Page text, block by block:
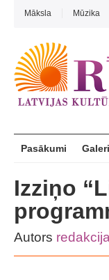
Māksla Mūzika
Pasākumi
Izziņo
Autors redakcija